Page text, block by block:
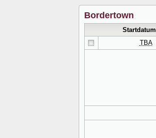
Bordertown
Startdatum
TBA